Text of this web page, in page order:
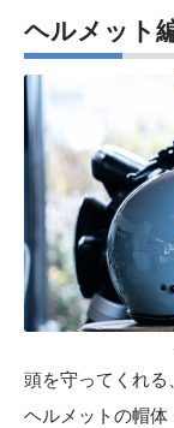
ヘルメット
頭を守ってくれる
ヘルメットの帽